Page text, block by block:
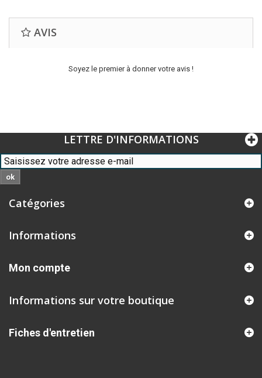
AVIS
Soyez le premier à donner votre avis !
LETTRE D'INFORMATIONS
ok
Catégories
Informations
Mon compte
Informations sur votre boutique
Fiches d'entretien